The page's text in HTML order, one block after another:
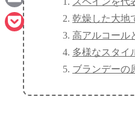
乾燥した大地
高アルコール
多様なスタイ
ブランデーの
Email
Pocket